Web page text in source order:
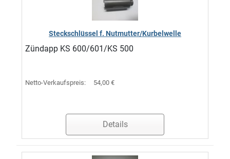
Steckschlüssel f. Nutmutter/Kurbelwelle
Zündapp KS 600/601/KS 500
Netto-Verkaufspreis: 54,00 €
Details